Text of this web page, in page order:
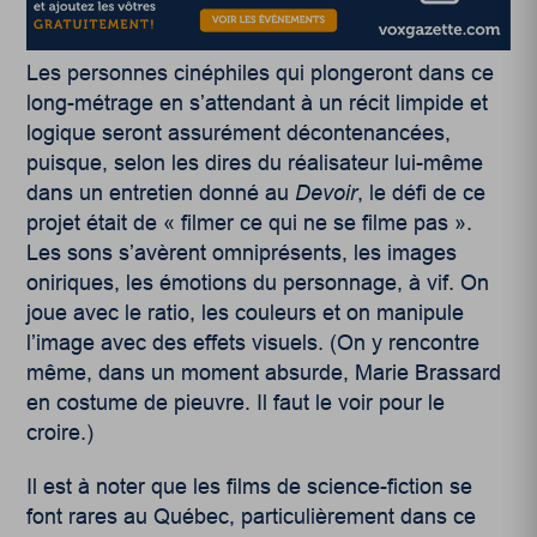
Les personnes cinéphiles qui plongeront dans ce
long-métrage en s’attendant à un récit limpide et
logique seront assurément décontenancées,
puisque, selon les dires du réalisateur lui-même
dans un entretien donné au Devoir, le défi de ce
projet était de «filmer ce qui ne se filme pas ».
Les sons s’avèrent omniprésents, les images
oniriques, les émotions du personnage, à vif. On
joue avec le ratio, les couleurs et on manipule
l’image avec des effets visuels. (On y rencontre
même, dans un moment absurde, Marie Brassard
en costume de pieuvre. Il faut le voir pour le
croire.)
Il est à noter que les films de science-fiction se
font rares au Québec, particulièrement dans ce